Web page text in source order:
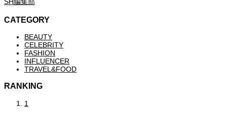
CATEGORY
BEAUTY
CELEBRITY
FASHION
INFLUENCER
TRAVEL&FOOD
RANKING
1